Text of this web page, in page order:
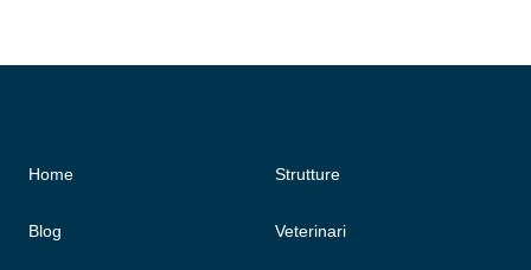
Home
Blog
Strutture
Veterinari